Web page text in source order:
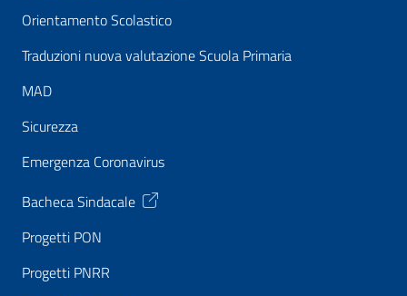
Orientamento Scolastico
Traduzioni nuova valutazione Scuola Primaria
MAD
Sicurezza
Emergenza Coronavirus
Bacheca Sindacale
Progetti PON
Progetti PNRR